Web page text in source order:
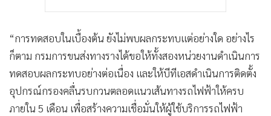
“การทดสอบในเบื้องต้น ยังไม่พบผลกระทบแต่อย่างใด อย่างไร
ก็ตาม กรมการขนส่งทางรางได้ขอให้ทั้งสองหน่วยงานดำเนินการ
ทดสอบผลกระทบอย่างต่อเนื่อง และให้บีทีเอสดำเนินการติดตั้ง
อุปกรณ์กรองคลื่นรบกวนตลอดแนวเส้นทางรถไฟฟ้าให้ครบ
ภายใน 5 เดือน เพื่อสร้างความเชื่อมั่นให้ผู้ใช้บริการรถไฟฟ้า